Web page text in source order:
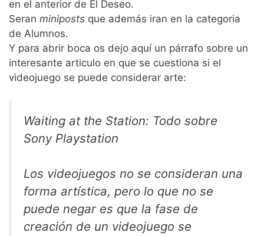
en el anterior de El Deseo.
Seran miniposts que además iran en la categoria
de Alumnos.
Y para abrir boca os dejo aquí un párrafo sobre un
interesante articulo en que se cuestiona si el
videojuego se puede considerar arte:
Waiting at the Station: Todo sobre
Sony Playstation
Los videojuegos no se consideran una
forma artística, pero lo que no se
puede negar es que la fase de
creación de un videojuego se